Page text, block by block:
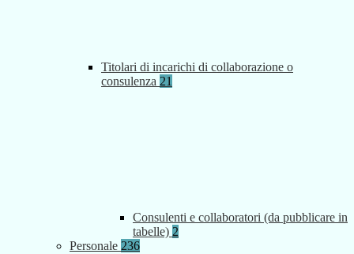
Titolari di incarichi di collaborazione o
consulenza 21
Consulenti e collaboratori (da pubblicare in
tabelle) 2
Personale 236